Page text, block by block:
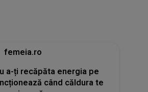
femeia.ro
a-ți recăpăta energia pe
când căldura te